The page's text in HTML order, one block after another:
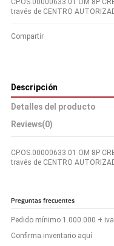
CP.OS.00000633.01 OM 8P
través de CENTRO
Compartir
Descripción
Detalles del producto
Reviews(0)
CP.OS.00000633.01 OM 8P
través de CENTRO
Preguntas frecuentes
Pedido mínimo 1.000.000 + iva
Confirma inventario aquí